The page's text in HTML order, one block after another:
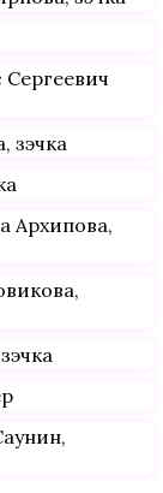
зэчка
Архипова,